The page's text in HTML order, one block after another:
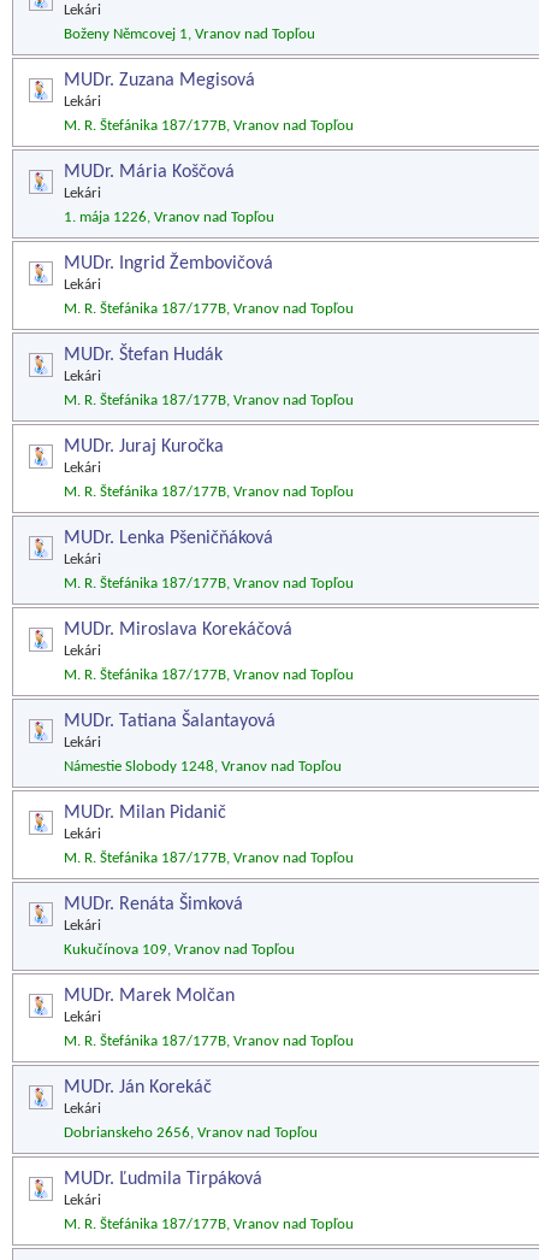
Lekári
Boženy Němcovej 1, Vranov nad Topľou
MUDr. Zuzana Megisová
Lekári
M. R. Štefánika 187/177B, Vranov nad Topľou
MUDr. Mária Koščová
Lekári
1. mája 1226, Vranov nad Topľou
MUDr. Ingrid Žembovičová
Lekári
M. R. Štefánika 187/177B, Vranov nad Topľou
MUDr. Štefan Hudák
Lekári
M. R. Štefánika 187/177B, Vranov nad Topľou
MUDr. Juraj Kuročka
Lekári
M. R. Štefánika 187/177B, Vranov nad Topľou
MUDr. Lenka Pšeničňáková
Lekári
M. R. Štefánika 187/177B, Vranov nad Topľou
MUDr. Miroslava Korekáčová
Lekári
M. R. Štefánika 187/177B, Vranov nad Topľou
MUDr. Tatiana Šalantayová
Lekári
Námestie Slobody 1248, Vranov nad Topľou
MUDr. Milan Pidanič
Lekári
M. R. Štefánika 187/177B, Vranov nad Topľou
MUDr. Renáta Šimková
Lekári
Kukučínova 109, Vranov nad Topľou
MUDr. Marek Molčan
Lekári
M. R. Štefánika 187/177B, Vranov nad Topľou
MUDr. Ján Korekáč
Lekári
Dobrianskeho 2656, Vranov nad Topľou
MUDr. Ľudmila Tirpáková
Lekári
M. R. Štefánika 187/177B, Vranov nad Topľou